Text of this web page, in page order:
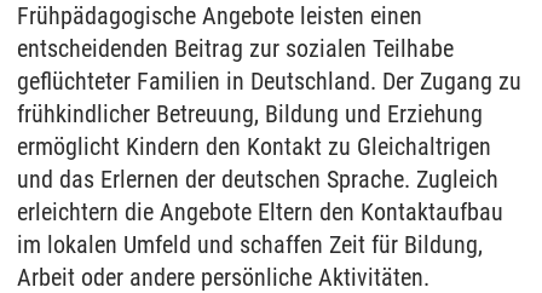
Frühpädagogische Angebote leisten einen
entscheidenden Beitrag zur sozialen Teilhabe
geflüchteter Familien in Deutschland. Der Zugang zu
frühkindlicher Betreuung, Bildung und Erziehung
ermöglicht Kindern den Kontakt zu Gleichaltrigen
und das Erlernen der deutschen Sprache. Zugleich
erleichtern die Angebote Eltern den Kontaktaufbau
im lokalen Umfeld und schaffen Zeit für Bildung,
Arbeit oder andere persönliche Aktivitäten.